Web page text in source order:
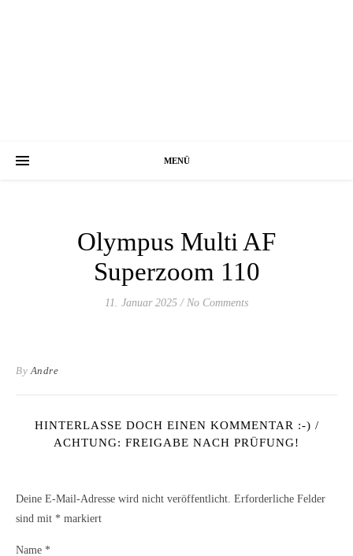
MENÜ
Olympus Multi AF
Superzoom 110
11. Januar 2025 / No Comments
ByAndre
HINTERLASSE DOCH EINEN KOMMENTAR :-) /
ACHTUNG: FREIGABE NACH PRÜFUNG!
Deine E-Mail-Adresse wird nicht veröffentlicht. Erforderliche Felder
sind mit * markiert
Name *